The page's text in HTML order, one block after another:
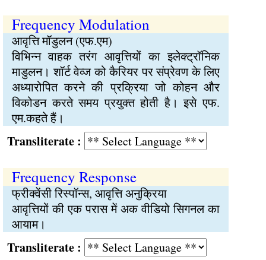
Frequency Modulation
आवृत्ति मॉडुलन (एफ.एम)
विभिन्न वाहक तरंग आवृत्तियों का इलेक्ट्रॉनिक
माडुलन। शॉर्ट वेव्ज को कैरियर पर संप्रेवण के लिए
अध्यारोपित करने की प्रक्रिया जो कोहन और
विकोडन करते समय प्रयुक्त होती है। इसे एफ.
एम.कहते हैं।
:
Frequency Response
फ्रीक्वेंसी रिस्पॉन्स, आवृत्ति अनुक्रिया
आवृत्तियों की एक परास में अक वीडियो सिगनल का
आयाम।
: